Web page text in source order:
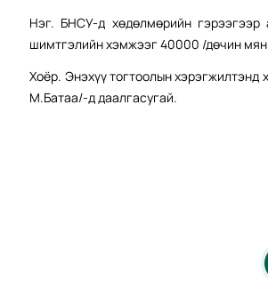
Нэг. БНСУ-д хөдөлмөрийн
шимтгэлийн хэмжээг 40000 /дөчин
Хоёр. Энэхүү тогтоолын
М.Батаа/-д даалгасугай.